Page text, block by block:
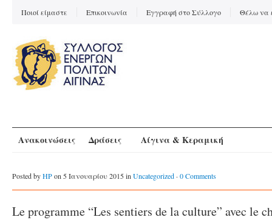
Ποιοί είμαστε Επικοινωνία Εγγραφή στο Σύλλογο Θέλω να
Ανακοινώσεις Δράσεις Αίγινα & Κεραμική
Posted byHPon 5 Ιανουαρίου 2015 in Uncategorized · 0 Comments
Le programme “Les sentiers de la culture” avec le